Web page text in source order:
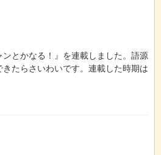
とかなる！』を連載しました。語源
たらさいわいです。連載した時期は